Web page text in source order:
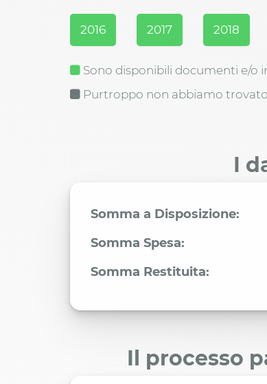
2016 2017 2018
Sono disponibili documenti e/o
Purtroppo non abbiamo
I
Somma a Disposizione:
Somma Spesa:
Somma Restituita:
Il processo